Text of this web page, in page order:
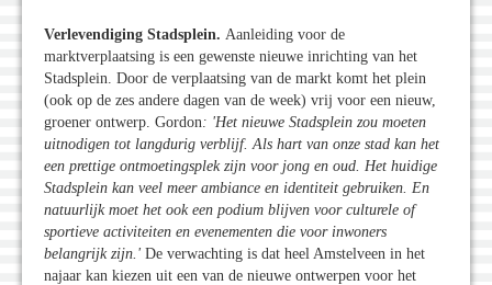
Verlevendiging Stadsplein. Aanleiding voor de
marktverplaatsing is een gewenste nieuwe inrichting van het
Stadsplein. Door de verplaatsing van de markt komt het plein
(ook op de zes andere dagen van de week) vrij voor een nieuw,
groener ontwerp. Gordon : 'Het nieuwe Stadsplein zou moeten
uitnodigen tot langdurig verblijf. Als hart van onze stad kan het
een prettige ontmoetingsplek zijn voor jong en oud. Het huidige
Stadsplein kan veel meer ambiance en identiteit gebruiken. En
natuurlijk moet het ook een podium blijven voor culturele of
sportieve activiteiten en evenementen die voor inwoners
belangrijk zijn.' De verwachting is dat heel Amstelveen in het
najaar kan kiezen uit een van de nieuwe ontwerpen voor het